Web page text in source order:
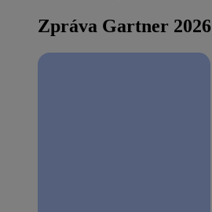
Zpráva Gartner 2026